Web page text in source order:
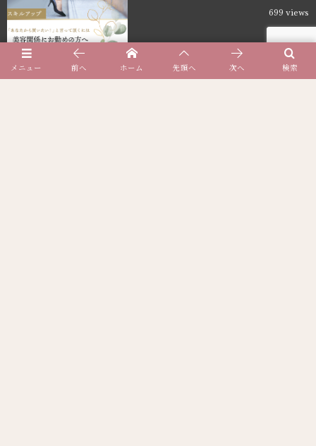
699 views
個人様向け スキルアップ塾
9
メニュー 検索
前へ ホーム 先頭へ 次へ